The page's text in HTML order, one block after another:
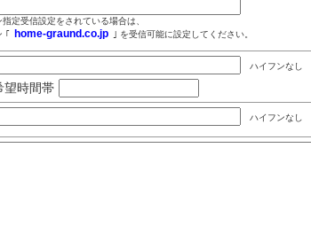
指定受信設定をされている場合は、
｢
home-graund.co.jp ｣ を受信可能に設定してください。
ハイフンなし
望時間帯
ハイフンなし